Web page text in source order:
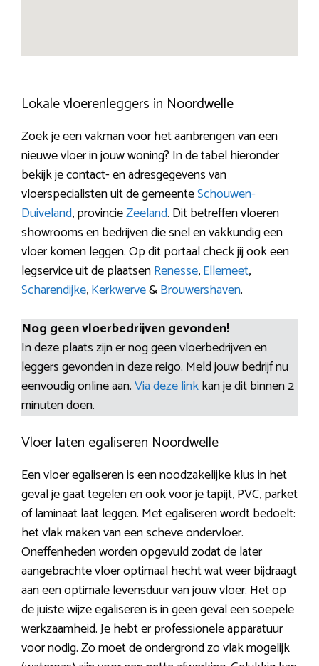
Lokale vloerenleggers in Noordwelle
Zoek je een vakman voor het aanbrengen van een
nieuwe vloer in jouw woning? In de tabel hieronder
bekijk je contact- en adresgegevens van
vloerspecialisten uit de gemeenteSchouwen-
Duiveland, provincieZeeland. Dit betreffen vloeren
showrooms en bedrijven die snel en vakkundig een
vloer komen leggen. Op dit portaal check jij ook een
legservice uit de plaatsenRenesse,Ellemeet,
Scharendijke,Kerkwerve&Brouwershaven.
Nog geen vloerbedrijven gevonden!
In deze plaats zijn er nog geen vloerbedrijven en
leggers gevonden in deze reigo. Meld jouw bedrijf nu
eenvoudig online aan.Via deze linkkan je dit binnen 2
minuten doen.
Vloer laten egaliseren Noordwelle
Een vloer egaliseren is een noodzakelijke klus in het
geval je gaat tegelen en ook voor je tapijt, PVC, parket
of laminaat laat leggen. Met egaliseren wordt bedoelt:
het vlak maken van een scheve ondervloer.
Oneffenheden worden opgevuld zodat de later
aangebrachte vloer optimaal hecht wat weer bijdraagt
aan een optimale levensduur van jouw vloer. Het op
de juiste wijze egaliseren is in geen geval een soepele
werkzaamheid. Je hebt er professionele apparatuur
voor nodig. Zo moet de ondergrond zo vlak mogelijk